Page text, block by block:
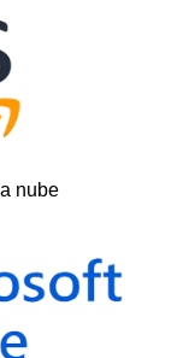
nube